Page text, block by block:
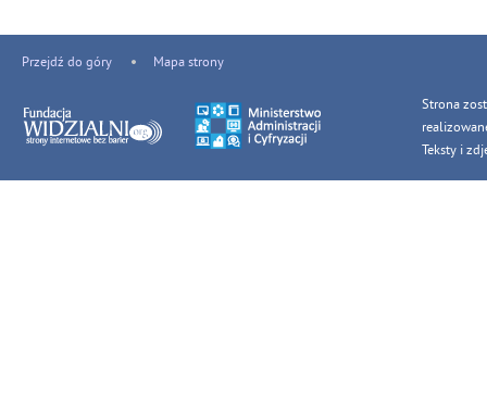
Przejdź do góry Mapa strony
Strona
Teksty i